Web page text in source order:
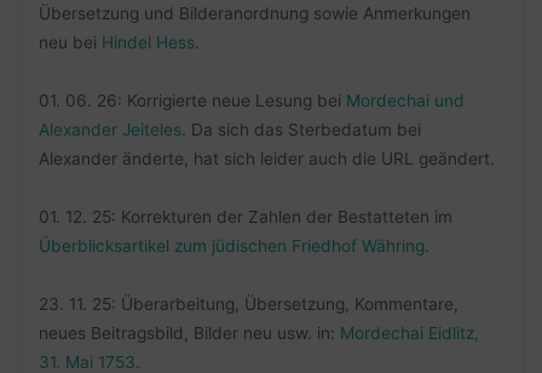
Übersetzung und Bilderanordnung sowie Anmerkungen
neu bei Hindel Hess
01. 06. 26: Korrigierte neue Lesung bei Mordechai und
Alexander Jeiteles . Da sich das Sterbedatum bei
Alexander änderte, hat sich leider auch die URL geändert.
01. 12. 25: Korrekturen der Zahlen der Bestatteten im
Überblicksartikel zum jüdischen Friedhof Währing
23. 11. 25: Überarbeitung, Übersetzung, Kommentare,
neues Beitragsbild, Bilder neu usw. in: Mordechai Eidlitz,
31. Mai 1753